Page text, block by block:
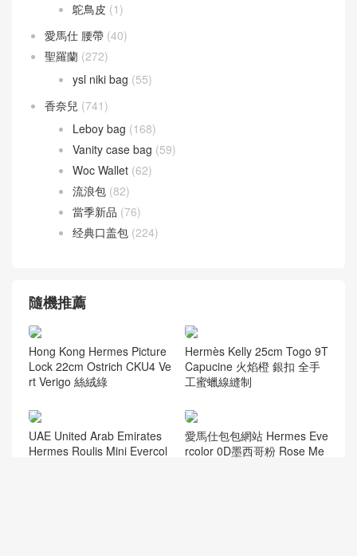
鴕鳥皮 (1)
愛馬仕 腰帶 (40)
聖羅蘭 (272)
ysl niki bag (55)
香奈兒 (741)
Leboy bag (168)
Vanity case bag (59)
Woc Wallet (62)
流浪包 (82)
當季新品 (76)
经典口盖包 (224)
隨機推薦
Hong Kong Hermes Picture
Lock 22cm Ostrich CKU4 Ve
rt Verigo 絲絨綠
Hermès Kelly 25cm Togo 9T
Capucine 火焰橙 銀扣 全手
工蜜蠟線縫制
UAE United Arab Emirates
Hermes Roulis Mini Evercol
愛馬仕包包網站 Hermes Eve
rcolor 0D墨西哥粉 Rose Me